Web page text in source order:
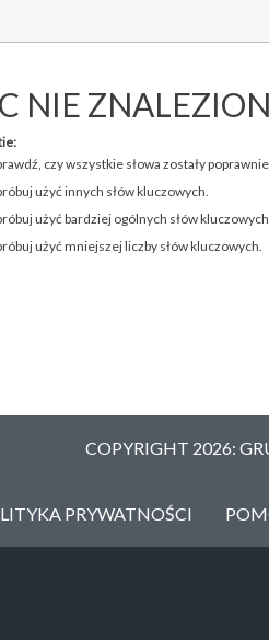
NIE
czy wszystkie słowa zostały
użyć innych słów kluczowych.
użyć bardziej ogólnych słów
użyć mniejszej liczby słów kluczowych.
COPYRIGHT 2026:
PRYWATNOŚCI